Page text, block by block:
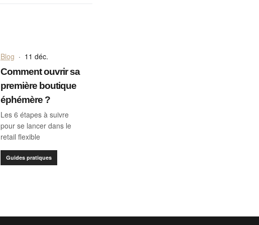
Blog · 11 déc.
Comment ouvrir sa
première boutique
éphémère ?
Les 6 étapes à suivre
pour se lancer dans le
retail flexible
Guides pratiques